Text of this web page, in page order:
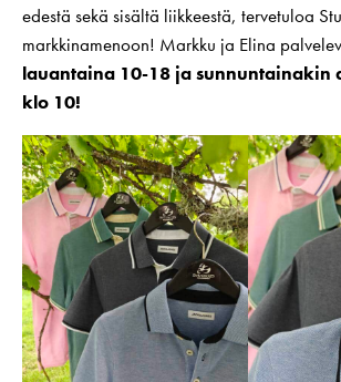
edestä sekä sisältä liikkeestä, tervetuloa
markkinamenoon! Markku ja Elina
lauantaina 10-18 ja sunnuntainakin
klo 10!